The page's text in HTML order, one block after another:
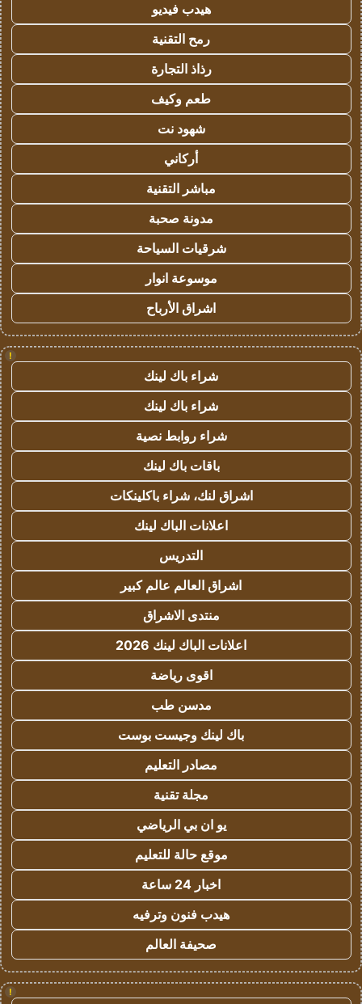
هيدب فيديو
رمح التقنية
رذاذ التجارة
طعم وكيف
شهود نت
أركاني
مباشر التقنية
مدونة صحبة
شرقيات السياحة
موسوعة انوار
اشراق الأرباح
!
شراء باك لينك
شراء باك لينك
شراء روابط نصية
باقات باك لينك
اشراق لنك، شراء باكلينكات
اعلانات الباك لينك
التدريس
اشراق العالم عالم كبير
منتدى الاشراق
اعلانات الباك لينك 2026
اقوى رياضة
مدسن طب
باك لينك وجيست بوست
مصادر التعليم
مجلة تقنية
يو ان بي الرياضي
موقع حالة للتعليم
اخبار 24 ساعة
هيدب فنون وترفيه
صحيفة العالم
!